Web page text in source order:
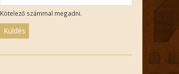
Kötelező számmal megadni.